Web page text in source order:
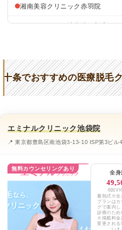
湘南美容クリニック赤羽院
リゼクリニック池袋院、新宿三
シマダ皮膚科
おひさまクリニック
エミナルクリニックメンズ池袋東
湘南美容クリニック赤羽院
メンズリゼ池袋
フレイアクリニックメンズ池袋院
十条でおすすめの医療脱毛
エミナルクリニック池袋院
📍 東京都豊島区南池袋3-13-10 ISP第3ビル
無料カウンセリングあり
全身
6回
蓄熱式※全
プランはカ
グで案内
診療のため
※掲載料金
変更される
いま